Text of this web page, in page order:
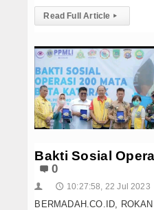
Read Full Article ▸
Bakti Sosial
0
👤 🕔 10:27:58, 22 Jul 2023
BERMADAH.CO.ID,